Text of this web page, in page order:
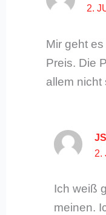
2.
Mir geht
Preis. Die
allem nicht
JS
2.
Ich weiß
meinen.